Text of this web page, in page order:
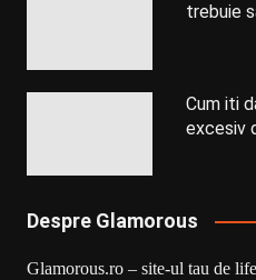
trebuie
Cum iti
excesiv
Despre Glamorous
Glamorous.ro – site-ul tau de